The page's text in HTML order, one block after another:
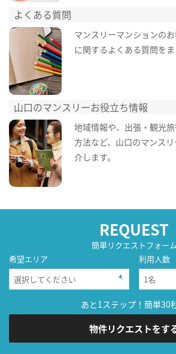
よくある質問
マンスリーマンションの
に関するよくある質問をま
山口のマンスリーお役立ち情報
地域情報や、出張・観光
方法など、山口のマンス
介します。
REQUEST
簡単リクエストフォーム
希望エリア
利用人数
あと1ステップ！簡単30
物件リクエストをす